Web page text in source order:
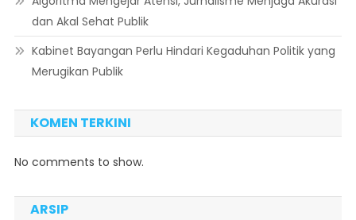
dan Akal Sehat Publik
Kabinet Bayangan Perlu Hindari Kegaduhan Politik yang
Merugikan Publik
KOMEN TERKINI
No comments to show.
ARSIP